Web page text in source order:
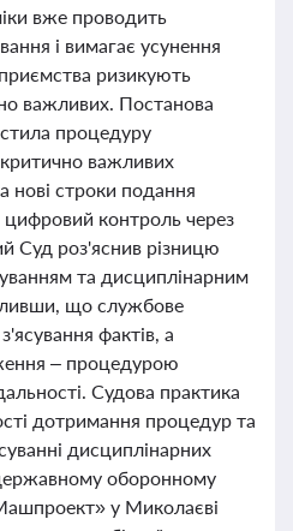
вже проводить
і вимагає усунення
ризикують
важливих. Постанова
процедуру
важливих
нові строки подання
контроль через
Суд роз'яснив різницю
та дисциплінарним
що службове
фактів, а
– процедурою
Судова практика
дотримання процедур та
дисциплінарних
оборонному
у Миколаєві